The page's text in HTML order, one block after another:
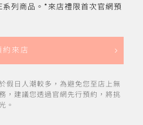
系列商品。*來店禮限首次官網預
約來店
假日人潮較多，為避免您至店上無
，建議您透過官網先行預約，將挑
。